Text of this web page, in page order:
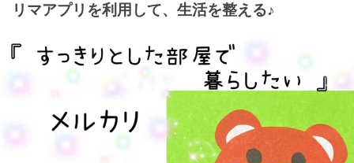
リマアプリを利用して、生活を整える♪